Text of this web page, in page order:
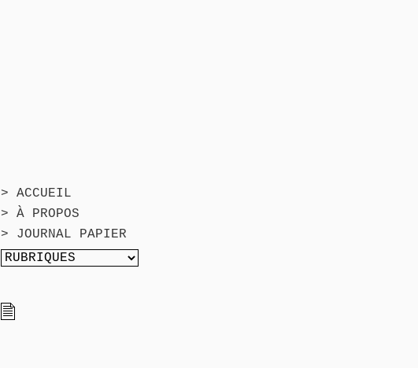
> ACCUEIL
> À PROPOS
> JOURNAL PAPIER